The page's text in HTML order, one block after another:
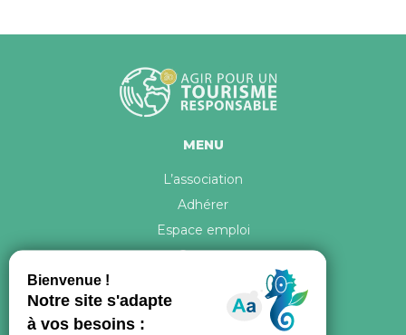
MENU
L’association
Adhérer
Espace emploi
Contact